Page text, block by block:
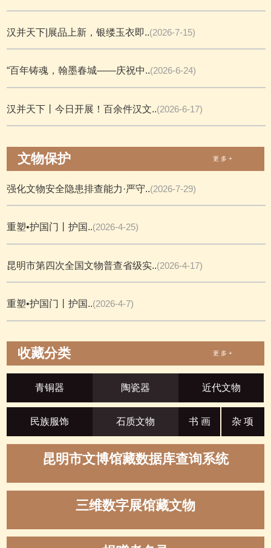
汉并天下|展品上新，银缕玉衣即..(2026-7-15)
“百年铸魂，翰墨春城——庆祝中..(2026-6-24)
汉并天下丨今日开展！百余件汉文..(2026-6-17)
文物保护 更 多 +
强化文物安全隐患排查能力·严守..(2026-7-29)
重塑•护国门丨护国..(2026-4-25)
昆明市第四次全国文物普查省级实..(2026-4-17)
重塑•护国门丨护国..(2026-4-7)
收藏分类 更 多 +
青铜器 陶瓷器 近代文物
民族服饰 石质文物 书 画 杂 项
昆明市文博馆藏数据库查询系统
三维数字展馆藏文物